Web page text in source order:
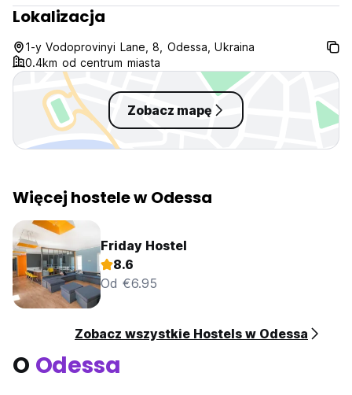
Lokalizacja
1-y Vodoprovinyi Lane, 8, Odessa, Ukraina
0.4km od centrum miasta
Zobacz mapę
Więcej hostele w Odessa
Friday Hostel
8.6
Od €6.95
Zobacz wszystkie Hostels w Odessa
O Odessa